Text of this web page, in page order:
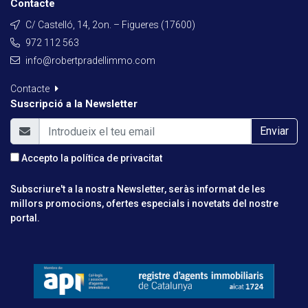
Contacte
C/ Castelló, 14, 2on. – Figueres (17600)
972 112 563
info@robertpradellimmo.com
Contacte
Suscripció a la Newsletter
Enviar
Accepto la política de privacitat
Subscriure't a la nostra Newsletter, seràs informat de les
millors promocions, ofertes especials i novetats del nostre
portal.